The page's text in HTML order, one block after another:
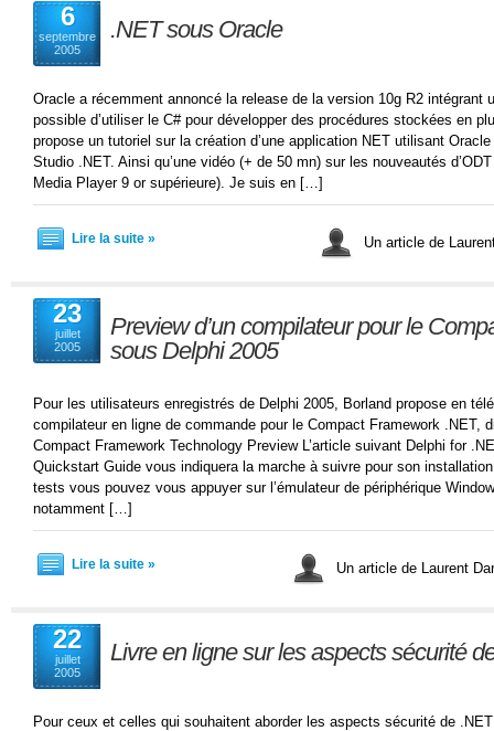
6
septembre
2005
.NET sous Oracle
Oracle a récemment annoncé la release de la version 10g R2 intégrant
possible d’utiliser le C# pour développer des procédures stockées en
propose un tutoriel sur la création d’une application NET utilisant
Studio .NET. Ainsi qu’une vidéo (+ de 50 mn) sur les nouveautés
Media Player 9 or supérieure). Je suis en […]
Lire la suite » Un article de
23
juillet
2005
Preview d’un compilateur pour le
sous Delphi 2005
Pour les utilisateurs enregistrés de Delphi 2005, Borland propose en
compilateur en ligne de commande pour le Compact Framework .NET,
Compact Framework Technology Preview L’article suivant Delphi for
Quickstart Guide vous indiquera la marche à suivre pour son
tests vous pouvez vous appuyer sur l’émulateur de périphérique
notamment […]
Lire la suite » Un article de Laurent
22
juillet
2005
Livre en ligne sur les aspects sécurité
Pour ceux et celles qui souhaitent aborder les aspects sécurité de